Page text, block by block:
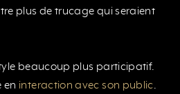
plus de trucage qui seraient
beaucoup plus participatif.
en interaction avec son public.